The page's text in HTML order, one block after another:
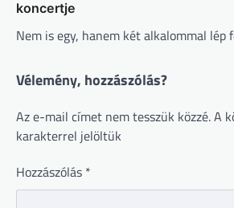
koncertje
Nem is egy, hanem két alkalommal lép
Vélemény, hozzászólás?
Az e-mail címet nem tesszük közzé.A
karakterrel jelöltük
Hozzászólás *